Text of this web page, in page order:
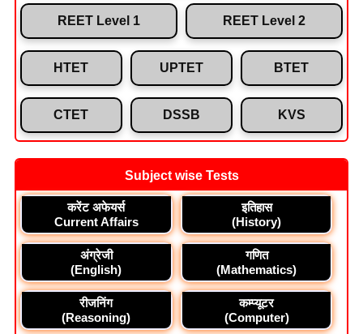
REET Level 1 REET Level 2
HTET UPTET BTET
CTET DSSB KVS
Subject wise Tests
करेंट अफेयर्स
Current Affairs
इतिहास
(History)
अंग्रेजी
(English)
गणित
(Mathematics)
रीजनिंग
(Reasoning)
कम्प्यूटर
(Computer)